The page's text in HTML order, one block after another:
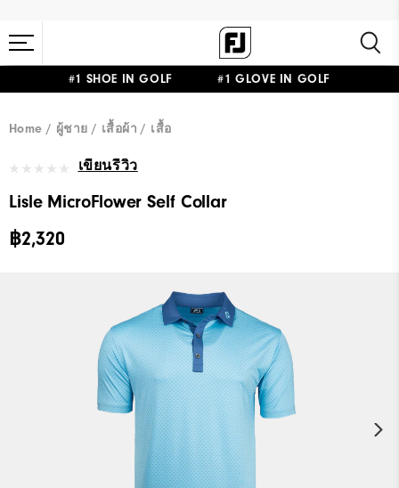
#1 SHOE IN GOLF #1 GLOVE IN GOLF
Home ผู้ชาย เสื้อผ้า เสื้อ
เขียนรีวิว
Lisle MicroFlower Self Collar
฿2,320